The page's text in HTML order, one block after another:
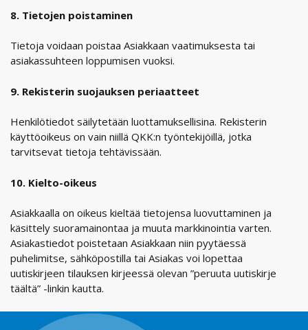
8. Tietojen poistaminen
Tietoja voidaan poistaa Asiakkaan vaatimuksesta tai
asiakassuhteen loppumisen vuoksi.
9. Rekisterin suojauksen periaatteet
Henkilötiedot säilytetään luottamuksellisina. Rekisterin
käyttöoikeus on vain niillä QKK:n työntekijöillä, jotka
tarvitsevat tietoja tehtävissään.
10. Kielto-oikeus
Asiakkaalla on oikeus kieltää tietojensa luovuttaminen ja
käsittely suoramainontaa ja muuta markkinointia varten.
Asiakastiedot poistetaan Asiakkaan niin pyytäessä
puhelimitse, sähköpostilla tai Asiakas voi lopettaa
uutiskirjeen tilauksen kirjeessä olevan ”peruuta uutiskirje
täältä” -linkin kautta.